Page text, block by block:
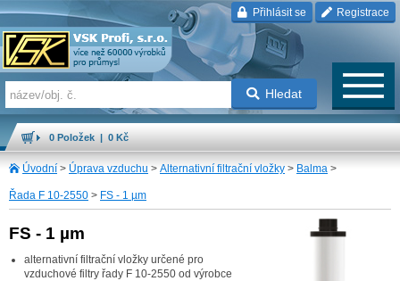
Přihlásit se Registrace
Hledat
0 Položek | 0 Kč
Úvodní > Úprava vzduchu > Alternativní filtrační vložky > Balma >
Řada F 10-2550 > FS - 1 µm
FS - 1 µm
alternativní filtrační vložky určené pro
vzduchové filtry řady F 10-2550 od výrobce